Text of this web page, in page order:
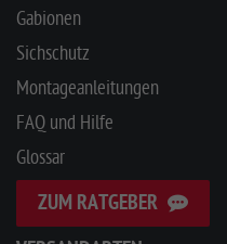
Gabionen
Sichschutz
Montageanleitungen
FAQ und Hilfe
Glossar
ZUM RATGEBER